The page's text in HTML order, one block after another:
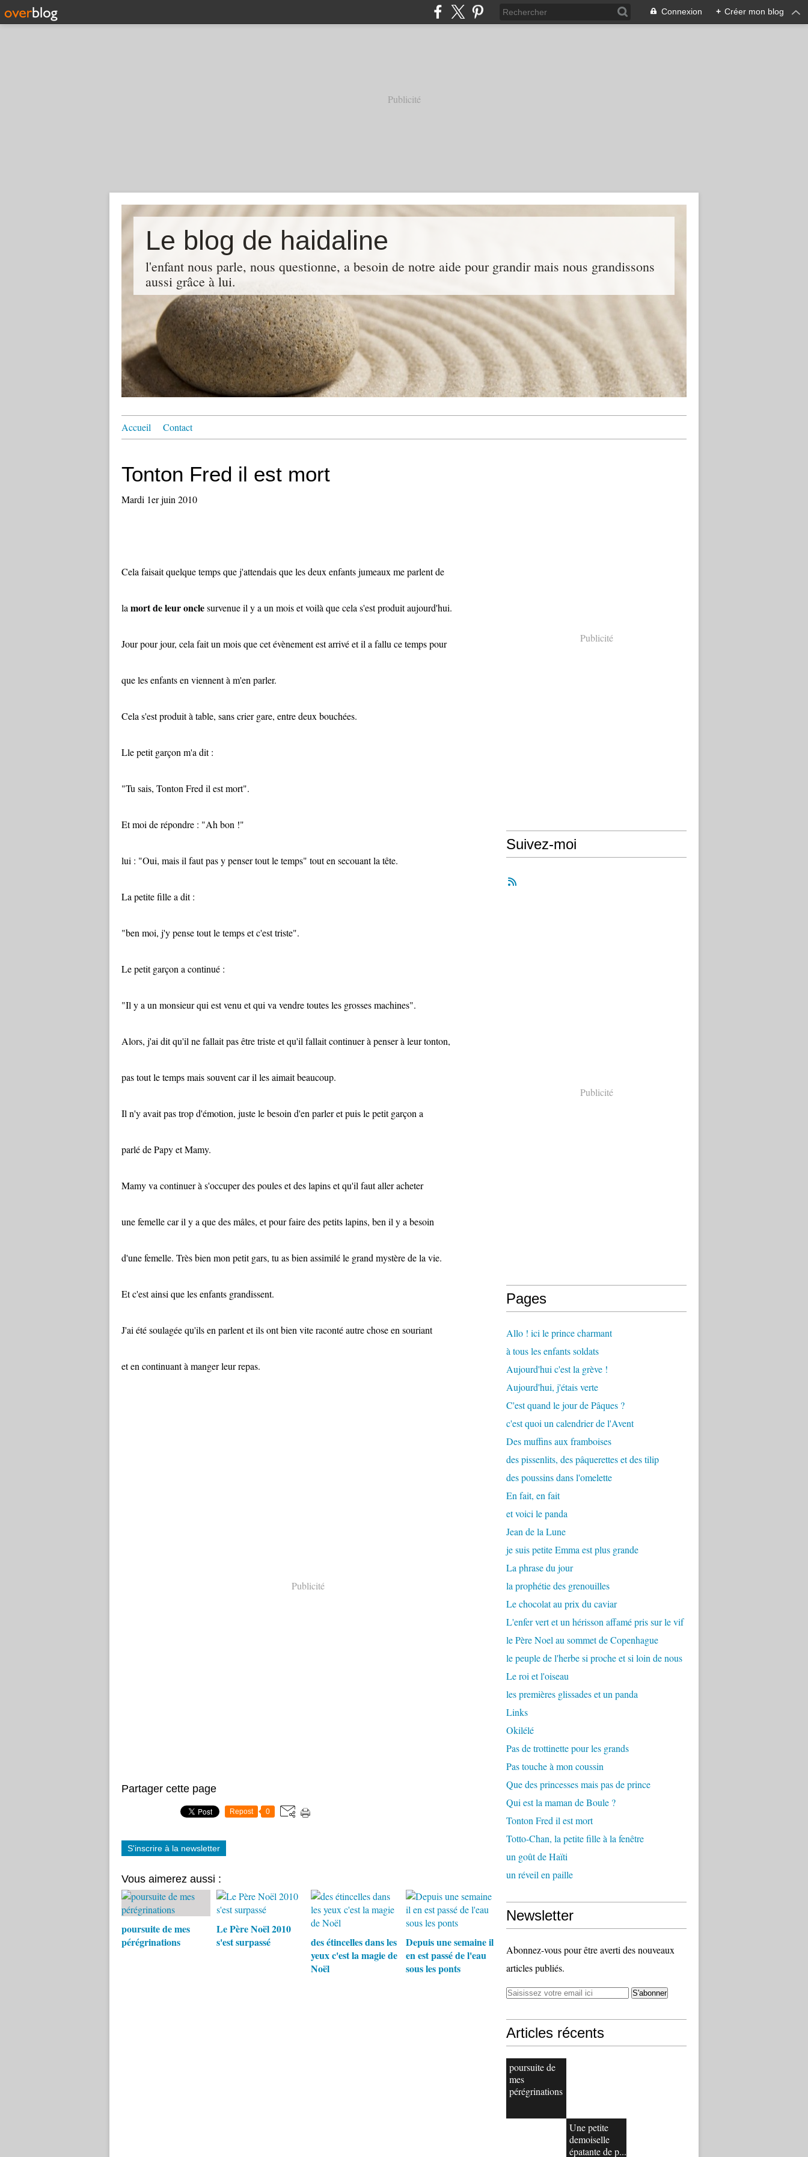
Connexion + Créer mon blog
Publicité
Le blog de haidaline
l'enfant nous parle, nous questionne, a besoin de notre aide pour grandir mais nous grandissons
aussi grâce à lui.
Accueil Contact
Tonton Fred il est mort
Mardi 1er juin 2010
Cela faisait quelque temps que j'attendais que les deux enfants jumeaux me parlent de
la mort de leur onclesurvenue il y a un mois et voilà que cela s'est produit aujourd'hui.
Jour pour jour, cela fait un mois que cet évènement est arrivé et il a fallu ce temps pour
que les enfants en viennent à m'en parler.
Cela s'est produit à table, sans crier gare, entre deux bouchées.
Lle petit garçon m'a dit :
"Tu sais, Tonton Fred il est mort".
Et moi de répondre : "Ah bon !"
lui : "Oui, mais il faut pas y penser tout le temps" tout en secouant la tête.
La petite fille a dit :
"ben moi, j'y pense tout le temps et c'est triste".
Le petit garçon a continué :
"Il y a un monsieur qui est venu et qui va vendre toutes les grosses machines".
Alors, j'ai dit qu'il ne fallait pas être triste et qu'il fallait continuer à penser à leur tonton,
pas tout le temps mais souvent car il les aimait beaucoup.
Il n'y avait pas trop d'émotion, juste le besoin d'en parler et puis le petit garçon a
parlé de Papy et Mamy.
Mamy va continuer à s'occuper des poules et des lapins et qu'il faut aller acheter
une femelle car il y a que des mâles, et pour faire des petits lapins, ben il y a besoin
d'une femelle. Très bien mon petit gars, tu as bien assimilé le grand mystère de la vie.
Et c'est ainsi que les enfants grandissent.
J'ai été soulagée qu'ils en parlent et ils ont bien vite raconté autre chose en souriant
et en continuant à manger leur repas.
Publicité
Partager cette page
Repost 0
S'inscrire à la newsletter
Vous aimerez aussi :
poursuite de mes
pérégrinations
Le Père Noël 2010
s'est surpassé
des étincelles dans les
yeux c'est la magie de
Noël
Depuis une semaine il
en est passé de l'eau
sous les ponts
Publicité
Suivez-moi
Publicité
Pages
Allo ! ici le prince charmant
à tous les enfants soldats
Aujourd'hui c'est la grève !
Aujourd'hui, j'étais verte
C'est quand le jour de Pâques ?
c'est quoi un calendrier de l'Avent
Des muffins aux framboises
des pissenlits, des pâquerettes et des tilip
des poussins dans l'omelette
En fait, en fait
et voici le panda
Jean de la Lune
je suis petite Emma est plus grande
La phrase du jour
la prophétie des grenouilles
Le chocolat au prix du caviar
L'enfer vert et un hérisson affamé pris sur le vif
le Père Noel au sommet de Copenhague
le peuple de l'herbe si proche et si loin de nous
Le roi et l'oiseau
les premières glissades et un panda
Links
Okilélé
Pas de trottinette pour les grands
Pas touche à mon coussin
Que des princesses mais pas de prince
Qui est la maman de Boule ?
Tonton Fred il est mort
Totto-Chan, la petite fille à la fenêtre
un goût de Haïti
un réveil en paille
Newsletter
Abonnez-vous pour être averti des nouveaux
articles publiés.
Articles récents
poursuite de
mes
pérégrinations
Une petite
demoiselle
épatante de p...